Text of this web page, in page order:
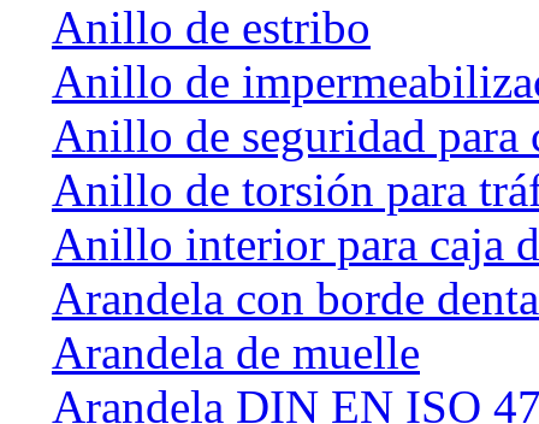
Anillo de estribo
Anillo de
Anillo de seguridad para
Anillo de torsión para
Anillo interior para caja
Arandela con borde
Arandela de muelle
Arandela DIN EN ISO